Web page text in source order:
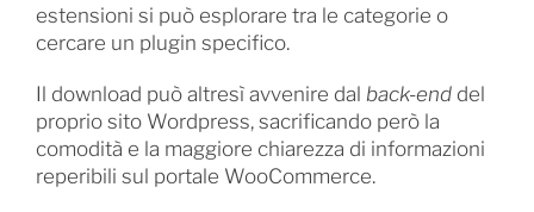
estensioni si può esplorare tra le categorie o
cercare un plugin specifico.
Il download può altresì avvenire dal back-enddel
proprio sito Wordpress, sacrificando però la
comodità e la maggiore chiarezza di informazioni
reperibili sul portale WooCommerce.